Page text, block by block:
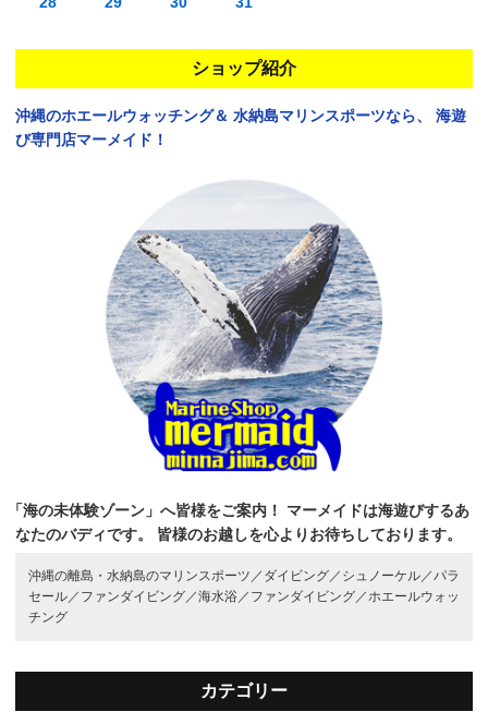
ショップ紹介
沖縄のホエールウォッチング＆ 水納島マリンスポーツなら、
海遊
び専門店マーメイド！
「海の未体験ゾーン」へ皆様をご案内！
マーメイドは海遊びするあ
なたのバディです。
皆様のお越しを心よりお待ちしております。
沖縄の離島・水納島のマリンスポーツ／ ダイビング／ シュノーケル／パラ
セール／ ファンダイビング／海水浴／ ファンダイビング／ホエールウォッ
チング
カテゴリー